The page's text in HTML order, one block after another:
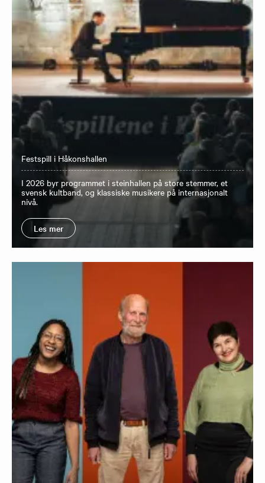
Festspill i Håkonshallen
I 2026 byr programmet i steinhallen på store stemmer, et
svensk kultband, og klassiske musikere på internasjonalt
nivå.
Les mer